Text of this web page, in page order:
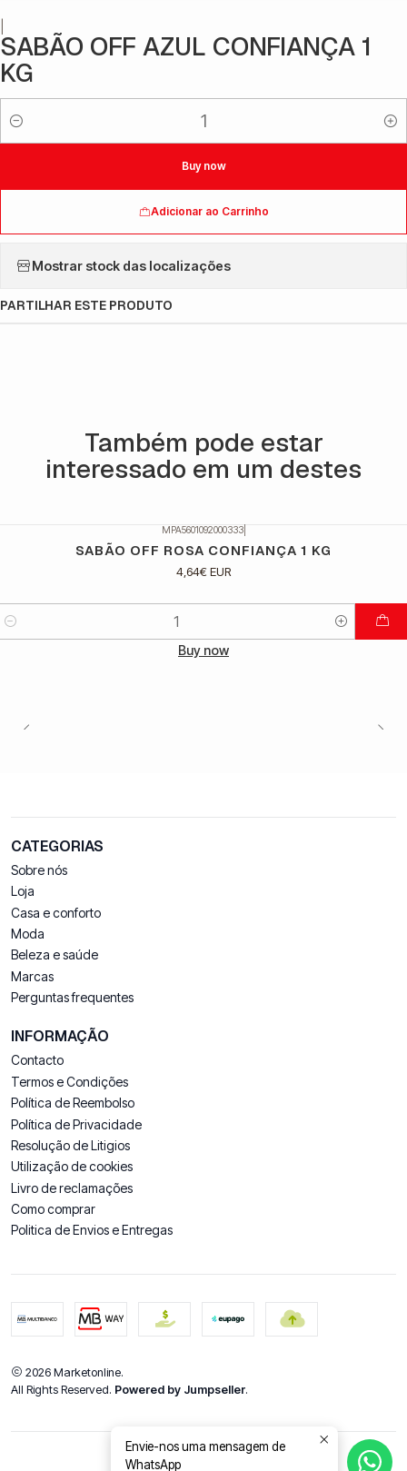
SABÃO OFF AZUL CONFIANÇA 1
KG
Quantidade
Adicionar ao Carrinho
Buy now
Mostrar stock das localizações
PARTILHAR ESTE PRODUTO
Também pode estar
interessado em um destes
MPA5601092000333|
SABÃO OFF ROSA CONFIANÇA 1 KG
4,64€ EUR
Buy now
CATEGORIAS
Sobre nós
Loja
Casa e conforto
Moda
Beleza e saúde
Marcas
Perguntas frequentes
INFORMAÇÃO
Contacto
Termos e Condições
Política de Reembolso
Política de Privacidade
Resolução de Litigios
Utilização de cookies
Livro de reclamações
Como comprar
Politica de Envios e Entregas
2026 Marketonline.
All Rights Reserved. Powered by Jumpseller.
DE VOLTA AO TOPO
Envie-nos uma mensagem de
WhatsApp